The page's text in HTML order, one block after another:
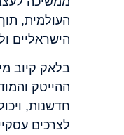
העולמית,
הישראליים
בלאק קיוב
ההייטק
חדשנות,
לצרכים